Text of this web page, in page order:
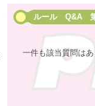
ルール Q&A
一件も該当質問は